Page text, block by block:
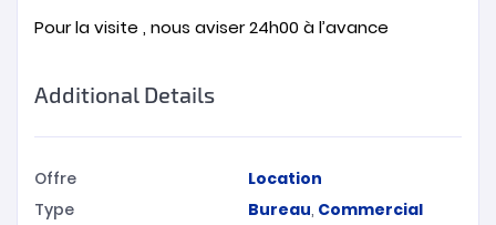
Pour la visite , nous aviser 24h00 à l’avance
Additional Details
Offre
Location
Type
Bureau, Commercial